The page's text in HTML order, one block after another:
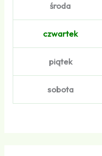
środa
czwartek
piątek
sobota